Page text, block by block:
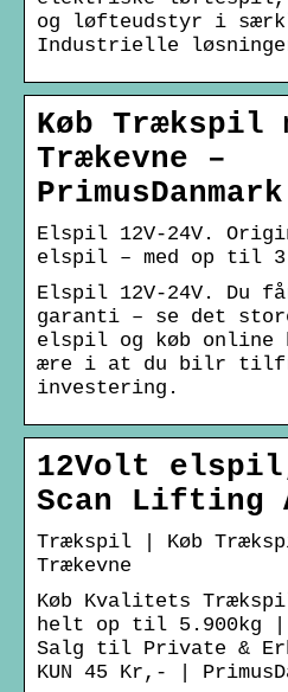
og løfteudstyr i
Industrielle
Køb Trækspil
Trækevne –
Elspil 12V-24V.
elspil – med op til
Elspil 12V-24V. Du
garanti – se det
elspil og køb online
ære i at du bilr
investering.
12Volt
Scan Lifting
Trækspil | Køb
Trækevne
Køb Kvalitets
helt op til 5.900kg |
Salg til Private &
KUN 45 Kr,- |